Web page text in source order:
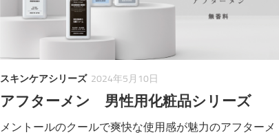
スキンケアシリーズ 2024年5月10日
アフターメン 男性用化粧品シリーズ
メントールのクールで爽快な使用感が魅力のアフターメ